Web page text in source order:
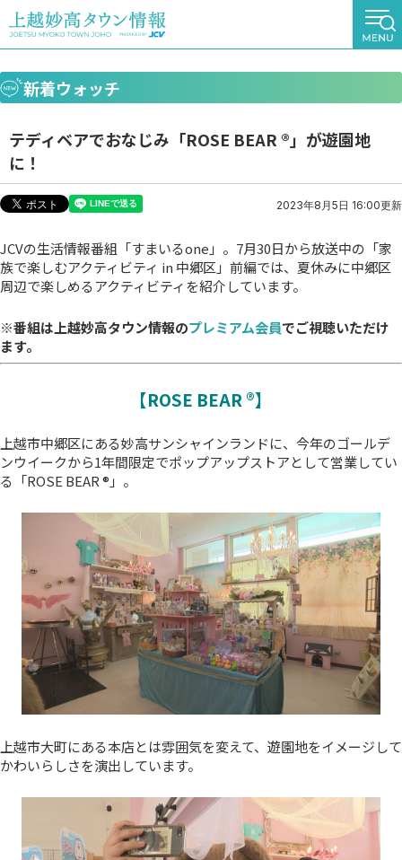
新着ウォッチ
テディベアでおなじみ「ROSE BEAR ®︎」が遊園地
に！
2023年8月5日 16:00更新
JCVの生活情報番組「すまいるone」。7月30日から放送中の「家
族で楽しむアクティビティ in 中郷区」前編では、夏休みに中郷区
周辺で楽しめるアクティビティを紹介しています。
※番組は上越妙高タウン情報のプレミアム会員でご視聴いただけ
ます。
【ROSE BEAR ®︎】
上越市中郷区にある妙高サンシャインランドに、今年のゴールデ
ンウイークから1年間限定でポップアップストアとして営業してい
る「ROSE BEAR ®︎」。
上越市大町にある本店とは雰囲気を変えて、遊園地をイメージして
かわいらしさを演出しています。